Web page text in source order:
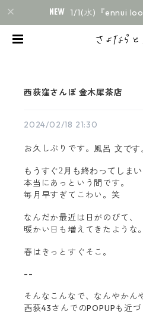
1/1(水)『ennui
西荻窪さんぽ 金木犀茶店
2024/02/18 21:30
お久しぶりです。 風呂 文です
もうすぐ2月も終わってしまい
本当にあっという間です。
毎月早すぎてこわい。笑
なんだか最近は日がのびて、
暖かい日も増えてきたような。
春はきっとすぐそこ。
­­--
そんなこんなで、なんやかん
西荻43さんでのPOPUPも近